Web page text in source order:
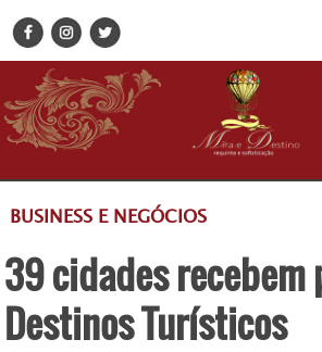
BELEZA
BUSINESS E NEGÓCIOS
CULTURA
DESTINOS
GASTRONOMIA
HOTELARIA
MODA
ENCONTRE SUA
BUSINESS E NEGÓCIOS
39 cidades recebem
Destinos Turísticos